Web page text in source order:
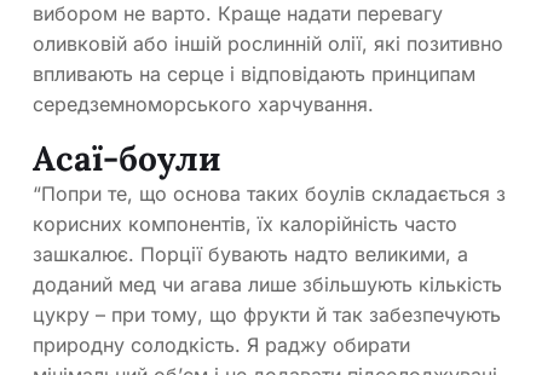
вибором не варто. Краще надати перевагу
оливковій або іншій рослинній олії, які позитивно
впливають на серце і відповідають принципам
середземноморського харчування.
Асаї-боули
“Попри те, що основа таких боулів складається з
корисних компонентів, їх калорійність часто
зашкалює. Порції бувають надто великими, а
доданий мед чи агава лише збільшують кількість
цукру – при тому, що фрукти й так забезпечують
природну солодкість. Я раджу обирати